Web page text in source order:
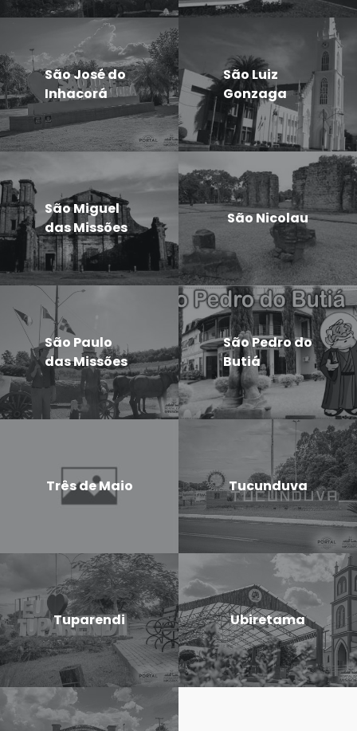
São José do
Inhacorá
São Luiz
Gonzaga
São Miguel
das Missões
São Nicolau
São Paulo
das Missões
São Pedro do
Butiá
Três de Maio Tucunduva
Tuparendi Ubiretama